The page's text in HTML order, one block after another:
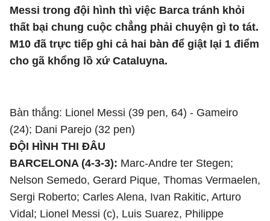
Messi trong đội hình thì việc Barca tránh khỏi
thất bại chung cuộc chẳng phải chuyện gì to tát.
M10 đã trực tiếp ghi cả hai bàn để giật lại 1 điểm
cho gã khổng lồ xứ Cataluyna.
Bàn thắng: Lionel Messi (39 pen, 64) - Gameiro
(24); Dani Parejo (32 pen)
ĐỘI HÌNH THI ĐÂU
BARCELONA (4-3-3): Marc-Andre ter Stegen;
Nelson Semedo, Gerard Pique, Thomas Vermaelen,
Sergi Roberto; Carles Alena, Ivan Rakitic, Arturo
Vidal; Lionel Messi (c), Luis Suarez, Philippe